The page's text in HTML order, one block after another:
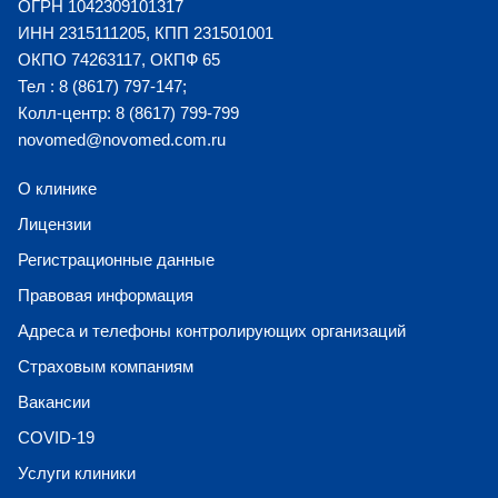
ОГРН 1042309101317
ИНН 2315111205, КПП 231501001
ОКПО 74263117, ОКПФ 65
Тел : 8 (8617) 797-147;
Колл-центр: 8 (8617) 799-799
novomed@novomed.com.ru
О клинике
Лицензии
Регистрационные данные
Правовая информация
Адреса и телефоны контролирующих организаций
Страховым компаниям
Вакансии
COVID-19
Услуги клиники